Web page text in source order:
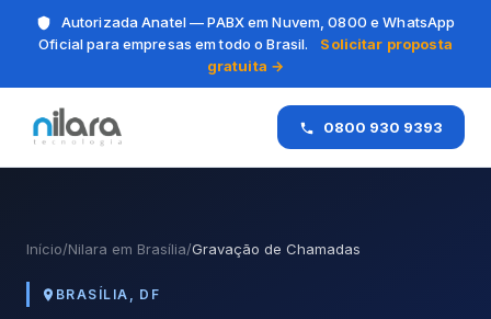
Autorizada Anatel — PABX em Nuvem, 0800 e WhatsApp
Oficial para empresas em todo o Brasil.
Solicitar proposta
gratuita →
0800 930 9393
Início/Nilara em Brasília/Gravação de Chamadas
BRASÍLIA, DF